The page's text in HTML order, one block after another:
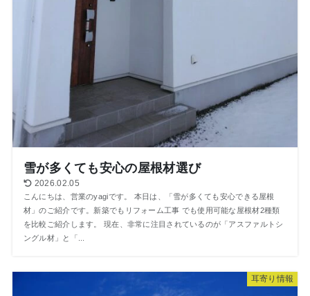
雪が多くても安心の屋根材選び
2026.02.05
こんにちは、営業のyagiです。 本日は、「雪が多くても安心できる屋根
材」のご紹介です。新築でもリフォーム工事 でも使用可能な屋根材2種類
を比較ご紹介します。 現在、非常に注目されているのが「アスファルトシ
ングル材」と「...
⽿寄り情報